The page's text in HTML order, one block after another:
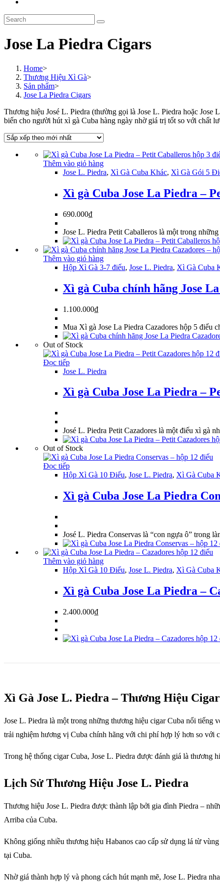
search
Search
this
Jose La Piedra Cigars
Home>
Thương Hiệu Xì Gà>
Sản phẩm>
Jose La Piedra Cigars
Thương hiệu José L. Piedra (thường gọi là Jose L. Piedra hoặc
biến cho người hút xì gà Cuba hàng ngày nhờ giá trị tốt so với chất
Thêm vào giỏ hàng
Jose L. Piedra, Xì Gà Cuba Khác, Xì Gà Gói 5
Xì gà Cuba Jose La Piedra –
690.000₫
Jose L. Piedra Petit Caballeros là một trong
Thêm vào giỏ hàng
Hộp Xì Gà 3-7 điếu, Jose L. Piedra, Xì Gà Cuba
Xì gà Cuba chính hãng Jose
1.100.000₫
Mua Xì gà Jose La Piedra Cazadores hộp 5 điếu
Out of Stock
Đọc tiếp
Jose L. Piedra
Xì gà Cuba Jose La Piedra –
José L. Piedra Petit Cazadores là một điếu xì gà
Out of Stock
Đọc tiếp
Hộp Xì Gà 10 Điếu, Jose L. Piedra, Xì Gà Cuba
Xì gà Cuba Jose La Piedra
José L. Piedra Conservas là “con ngựa ô” trong
Thêm vào giỏ hàng
Hộp Xì Gà 10 Điếu, Jose L. Piedra, Xì Gà Cuba
Xì gà Cuba Jose La Piedra –
2.400.000₫
Xì Gà Jose L. Piedra – Thương Hiệu
Jose L. Piedra là một trong những thương hiệu cigar Cuba nổi
trải nghiệm hương vị Cuba chính hãng với chi phí hợp lý hơn so với
Trong hệ thống cigar Cuba, Jose L. Piedra được đánh giá là thương
Lịch Sử Thương Hiệu Jose L. Piedra
Thương hiệu Jose L. Piedra được thành lập bởi gia đình Piedra –
Arriba của Cuba.
Không giống nhiều thương hiệu Habanos cao cấp sử dụng lá từ
tại Cuba.
Nhờ giá thành hợp lý và phong cách hút mạnh mẽ, Jose L. Piedra